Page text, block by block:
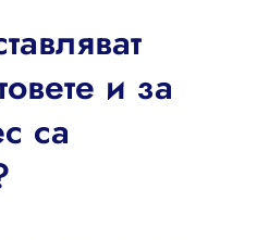
и за
са